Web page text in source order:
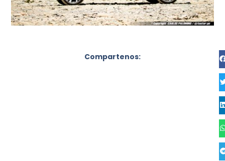
Compartenos: